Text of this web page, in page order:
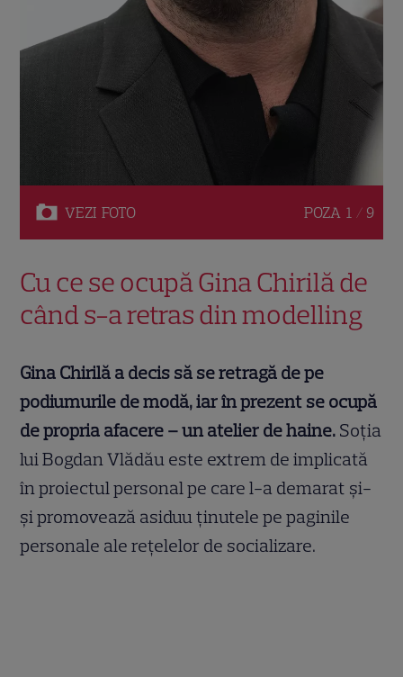
VEZI FOTO POZA 1 / 9
Cu ce se ocupă Gina Chirilă de
când s-a retras din modelling
Gina Chirilă a decis să se retragă de pe
podiumurile de modă, iar în prezent se ocupă
de propria afacere – un atelier de haine. Soția
lui Bogdan Vlădău este extrem de implicată
în proiectul personal pe care l-a demarat și-
și promovează asiduu ținutele pe paginile
personale ale rețelelor de socializare.